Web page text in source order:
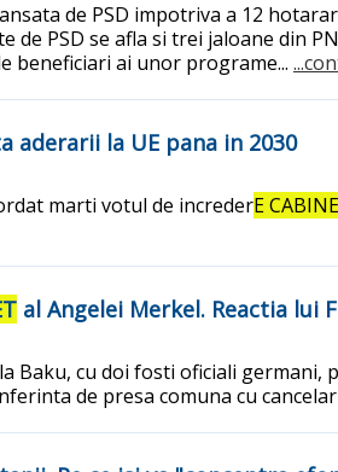
de PSD impotriva a 12
PSD se afla si trei jaloane din
beneficiari ai unor programe...
aderarii la UE pana in 2030
marti votul de increderE
al Angelei Merkel. Reactia lui
Baku, cu doi fosti oficiali germani,
de presa comuna cu